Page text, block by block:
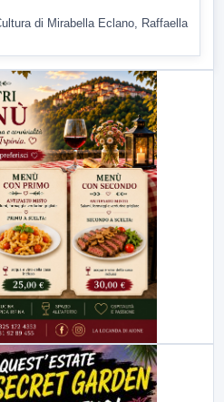
di Mirabella Eclano, Raffaella